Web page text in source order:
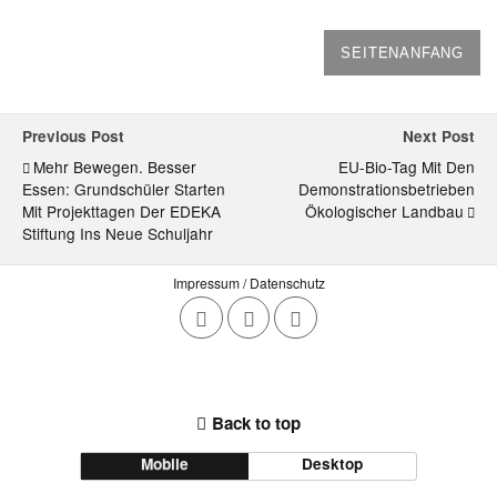
SEITENANFANG
Previous Post
Mehr Bewegen. Besser
Essen: Grundschüler Starten
Mit Projekttagen Der EDEKA
Stiftung Ins Neue Schuljahr
Next Post
EU-Bio-Tag Mit Den
Demonstrationsbetrieben
Ökologischer Landbau
Impressum / Datenschutz
Back to top
Mobile Desktop